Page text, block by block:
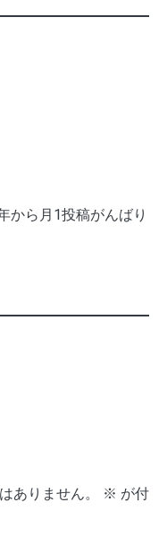
から月1投稿がんばり
ありません。 ※ が付